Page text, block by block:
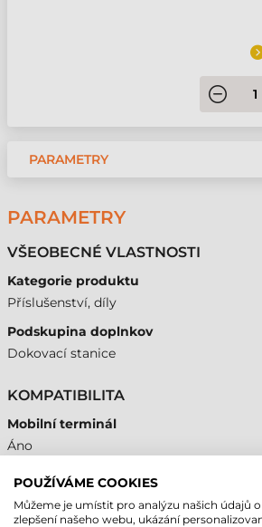
PARAMETRY
PARAMETRY
VŠEOBECNÉ VLASTNOSTI
Kategorie produktu
Příslušenství, díly
Podskupina doplnkov
Dokovací stanice
KOMPATIBILITA
Mobilní terminál
Áno
POUŽÍVÁME COOKIES
Můžeme je umístit pro analýzu našich údajů
zlepšení našeho webu, ukázání